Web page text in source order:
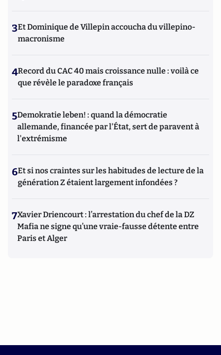
3Et Dominique de Villepin accoucha du villepino-
macronisme
4Record du CAC 40 mais croissance nulle : voilà ce
que révèle le paradoxe français
5Demokratie leben! : quand la démocratie
allemande, financée par l'État, sert de paravent à
l'extrémisme
6Et si nos craintes sur les habitudes de lecture de la
génération Z étaient largement infondées ?
7Xavier Driencourt : l’arrestation du chef de la DZ
Mafia ne signe qu’une vraie-fausse détente entre
Paris et Alger